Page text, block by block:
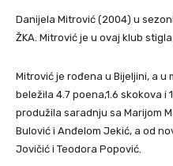
Danijela Mitrović (2004) u
ŽKA. Mitrović je u ovaj klub
Mitrović je rođena u Bijeljini, a u
beležila 4.7 poena,1.6 skokova i
produžila saradnju sa Marijom
Bulović i Anđelom Jekić, a od
Jovičić i Teodora Popović.